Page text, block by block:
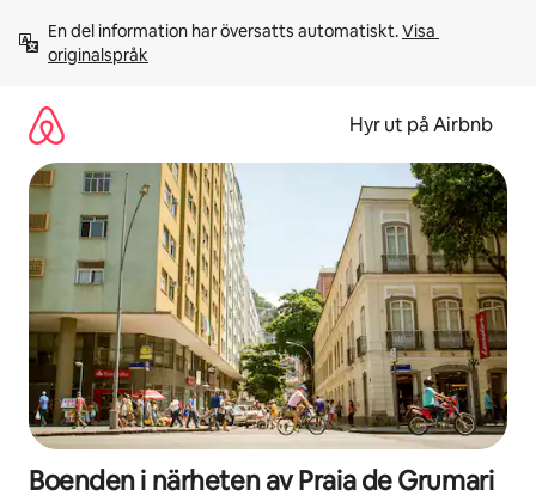
innehåll
En del information har översatts automatiskt. Visa
originalspråk
Hyr ut på Airbnb
Boenden i närheten av Praia de Grumari